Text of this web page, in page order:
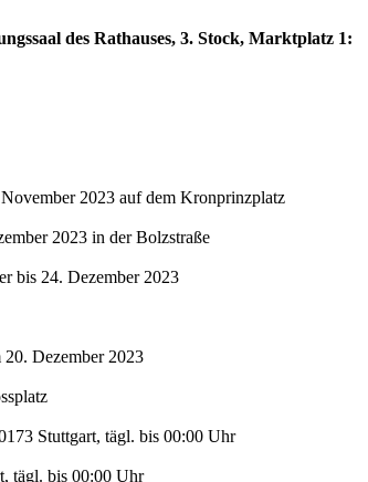
des Rathauses, 3. Stock, Marktplatz 1:
2023 auf dem Kronprinzplatz
2023 in der Bolzstraße
bis 24. Dezember 2023
Dezember 2023
Stuttgart, tägl. bis 00:00 Uhr
tägl. bis 00:00 Uhr